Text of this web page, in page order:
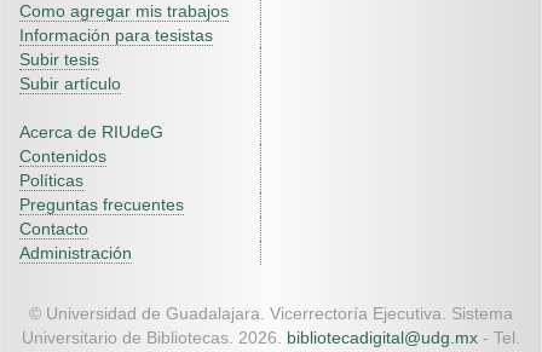
Como agregar mis trabajos
Información para tesistas
Subir tesis
Subir artículo
Acerca de RIUdeG
Contenidos
Políticas
Preguntas frecuentes
Contacto
Administración
© Universidad de Guadalajara. Vicerrectoría Ejecutiva. Sistema
Universitario de Bibliotecas. 2026. bibliotecadigital@udg.mx - Tel.